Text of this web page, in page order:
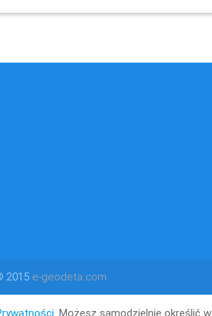
2015 e-geodeta.com
. Możesz samodzielnie określić